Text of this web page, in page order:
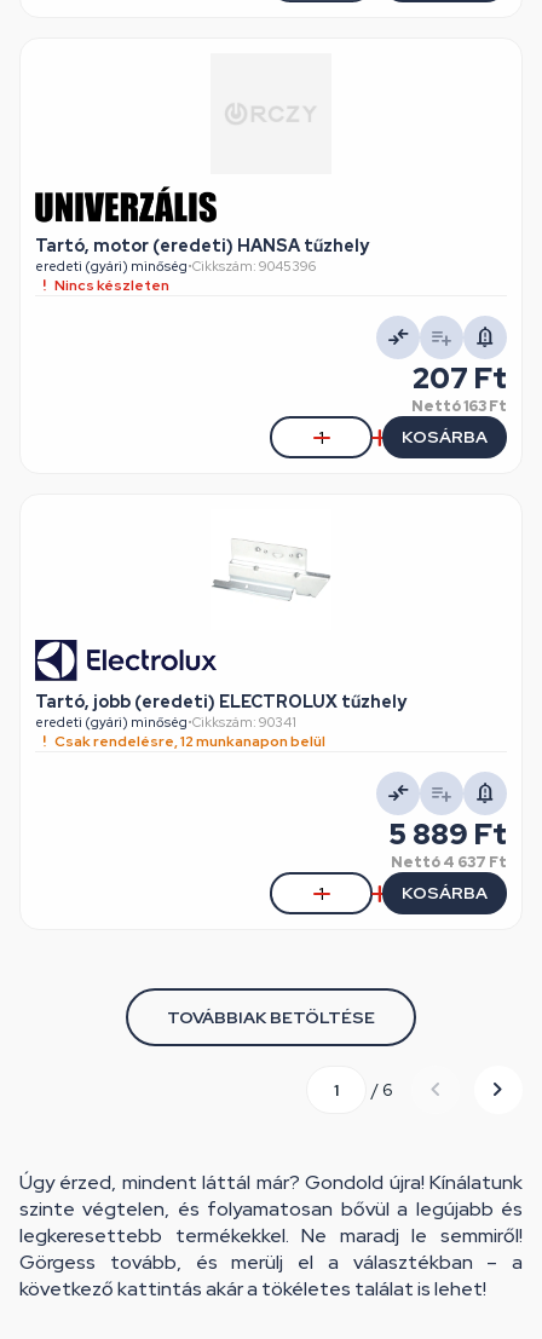
Tartó, motor (eredeti) HANSA tűzhely
eredeti (gyári) minőség•Cikkszám: 9045396
Nincs készleten
207 Ft
Nettó163 Ft
KOSÁRBA
Tartó, jobb (eredeti) ELECTROLUX tűzhely
eredeti (gyári) minőség•Cikkszám: 90341
Csak rendelésre, 12 munkanapon belül
5 889 Ft
Nettó4 637 Ft
KOSÁRBA
TOVÁBBIAK BETÖLTÉSE
/ 6
Úgy érzed, mindent láttál már? Gondold újra! Kínálatunk
szinte végtelen, és folyamatosan bővül a legújabb és
legkeresettebb termékekkel. Ne maradj le semmiről!
Görgess tovább, és merülj el a választékban – a
következő kattintás akár a tökéletes találat is lehet!